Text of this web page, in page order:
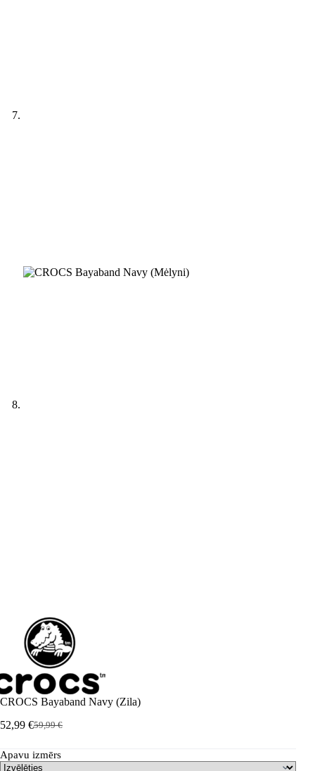
CROCS Bayaband Navy (Zila)
59,99€
Sākotnējā
bija:
59,99 €.
52,99 €Pašreizējā
ir:
52,99 €.
Apavu izmērs